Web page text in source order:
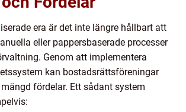
era är det inte längre hållbart att
eller pappersbaserade processer
Genom att implementera
kan bostadsrättsföreningar
fördelar. Ett sådant system